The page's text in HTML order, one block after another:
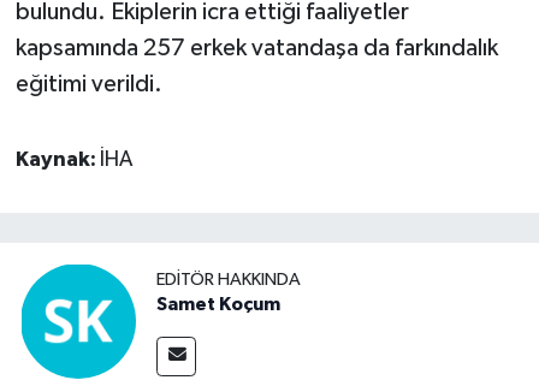
bulundu. Ekiplerin icra ettiği faaliyetler
kapsamında 257 erkek vatandaşa da farkındalık
eğitimi verildi.
Kaynak: İHA
EDITÖR HAKKINDA
Samet Koçum